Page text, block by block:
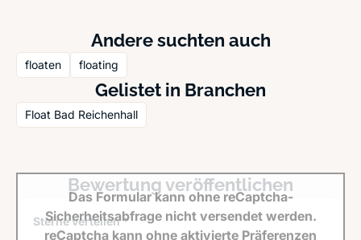
Andere suchten auch
floaten floating
Gelistet in Branchen
Float Bad Reichenhall
Bewertung veröffentlichen
Sterne verteilen *
Das Formular kann ohne reCaptcha-
Sicherheitsabfrage nicht versendet werden.
reCaptcha kann ohne aktivierte Präferenzen